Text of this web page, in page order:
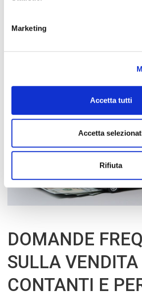
Marketing
Accetta tutti
Accetta
Rifiuta
Carica foto nitide e dettagliate del
Fissa l’appuntamento per la visione
Ricevi il pagamento in contanti,
DOMANDE
SULLA
CONTANTI E